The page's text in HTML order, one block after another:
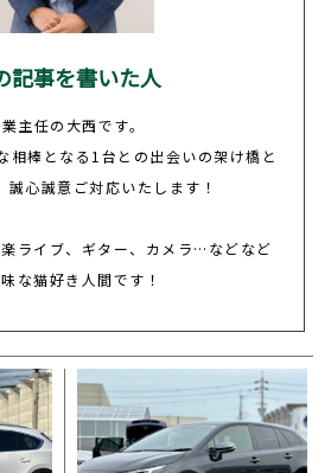
記事を書いた人
主任の大西です。
相棒となる1台との出会いの架け橋と
誠心誠意ご対応いたします！
ライブ、ギター、カメラ…などなど
な猫好き人間です！